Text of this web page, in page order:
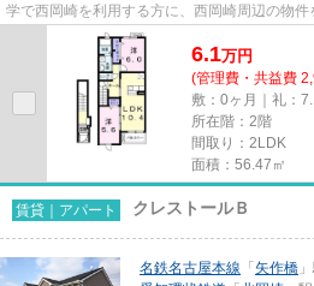
学で西岡崎を利用する方に、西岡崎周辺の物
す。物件の詳細は当社までお問...
6.1万円
(管理費・共益費
敷：0ヶ月｜礼：
所在階：2階
間取り：2LDK
面積：56.47㎡
賃貸｜アパート クレストールＢ
名鉄名古屋本線 「 矢作橋